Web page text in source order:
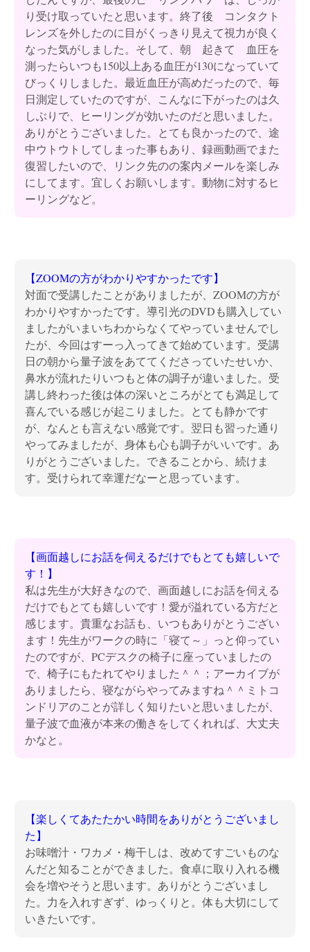
り受け取っていたと思います。終了後 コンタクト
レンズを外したのに目がくっきり見えて視力が良く
なった気がしました。そして、朝 起きて 血圧を
測ったらいつも150以上ある血圧が130になっていて
びっくりしました。最近血圧が高めだったので、毎
日測定していたのですが、こんなに下がったのは久
しぶりで、ヒーリングが効いたのだと思いました。
ありがとうございました。とても良かったので、途
中ウトウトしてしまった事もあり、録画動画でまた
復習したいので、リンク先のの案内メールを楽しみ
にしてます。宜しくお願いします。動物に対するヒ
ーリングなど。
【ZOOMの方がわかりやすかったです】
対面で受講したことがありましたが、ZOOMの方が
わかりやすかったです。導引光のDVDも購入してい
ましたがいまいちわからなくてやっていませんでし
たが、今回はすーっ入ってきて始めています。受講
日の朝から量子波をあててくださっていたせいか、
鼻水が流れたりいつもと体の調子が違いました。受
講し終わった後は体の深いところがとても満足して
喜んでいる感じが起こりました。とても静かです
が、なんとも言えない感覚です。翌日も習った通り
やってみましたが、身体も心も調子がいいです。あ
りがとうございました。できることから、続けま
す。受けられて幸運だなーと思っています。
【画面越しにお話を伺えるだけでもとても嬉しいで
す！】
私は先生が大好きなので、画面越しにお話を伺える
だけでもとても嬉しいです！愛が溢れている方だと
感じます。貴重なお話も、いつもありがとうござい
ます！先生がワークの時に「寝て～」っと仰ってい
たのですが、PCデスクの椅子に座っていましたの
で、椅子にもたれてやりました＾＾；アーカイブが
ありましたら、寝ながらやってみますね＾＾ミトコ
ンドリアのことが詳しく知りたいと思いましたが、
量子波で血液が本来の働きをしてくれれば、大丈夫
かなと。
【楽しくてあたたかい時間をありがとうございまし
た】
お味噌汁・ワカメ・梅干しは、改めてすごいものな
んだと知ることができました。食卓に取り入れる機
会を増やそうと思います。ありがとうございまし
た。力を入れすぎず、ゆっくりと。体も大切にして
いきたいです。